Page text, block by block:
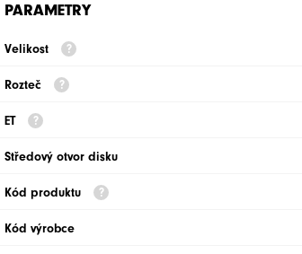
PARAMETRY
Velikost
Rozteč
ET
Středový otvor disku
Kód produktu
Kód výrobce